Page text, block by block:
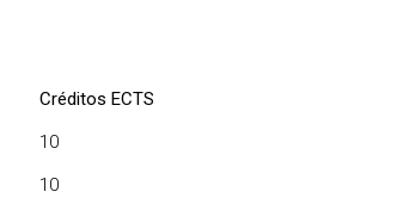
Créditos ECTS
10
10